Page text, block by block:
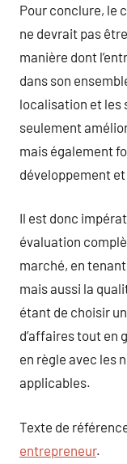
Pour conclure, le
ne devrait pas
manière dont
dans son
localisation et les
seulement
mais également
développement
Il est donc
évaluation
marché, en
mais aussi la
étant de choisir
d’affaires tout en
en règle avec les
applicables.
Texte de
entrepreneur.